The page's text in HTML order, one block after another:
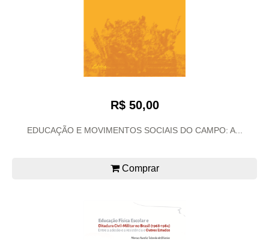
R$ 50,00
EDUCAÇÃO E MOVIMENTOS SOCIAIS DO CAMPO: A...
Comprar